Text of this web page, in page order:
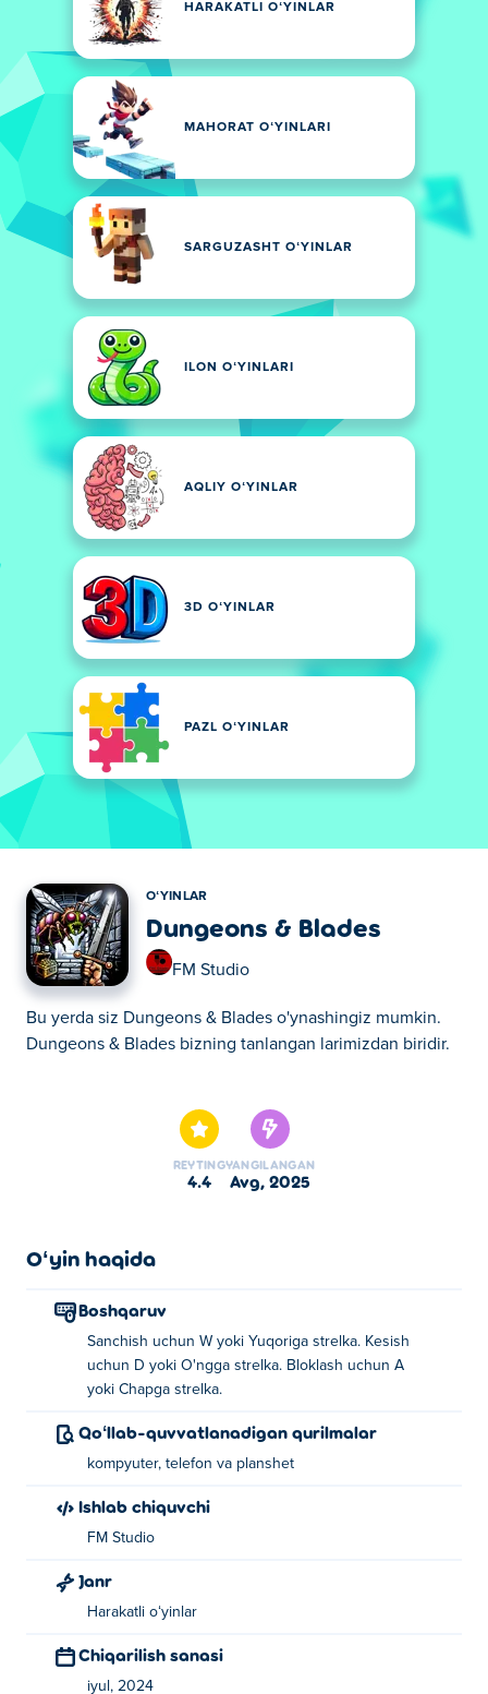
HARAKATLI OʻYINLAR
MAHORAT OʻYINLARI
SARGUZASHT OʻYINLAR
ILON OʻYINLARI
AQLIY OʻYINLAR
3D OʻYINLAR
PAZL OʻYINLAR
OʻYINLAR
Dungeons & Blades
FM Studio
Bu yerda siz Dungeons & Blades o'ynashingiz mumkin.
Dungeons & Blades bizning tanlangan larimizdan biridir.
REYTING
4.4
YANGILANGAN
avg, 2025
Oʻyin haqida
Boshqaruv
Sanchish uchun W yoki Yuqoriga strelka. Kesish
uchun D yoki O'ngga strelka. Bloklash uchun A
yoki Chapga strelka.
Qoʻllab-quvvatlanadigan qurilmalar
kompyuter, telefon va planshet
Ishlab chiquvchi
FM Studio
Janr
Harakatli oʻyinlar
Chiqarilish sanasi
iyul, 2024